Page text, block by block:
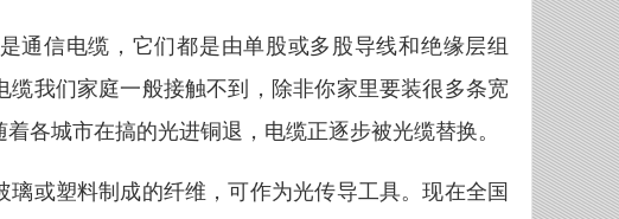
通信电缆，它们都是由单股或多股导线和绝缘层组
缆我们家庭一般接触不到，除非你家里要装很多条宽
各城市在搞的光进铜退，电缆正逐步被光缆替换。
或塑料制成的纤维，可作为光传导工具。现在全国